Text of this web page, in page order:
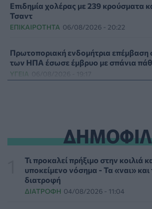
Επιδημία χολέρας με 239 κρούσματα
Τσαντ
ΕΠΙΚΑΙΡΌΤΗΤΑ 06/08/2026 - 20:22
Πρωτοποριακή ενδομήτρια επέμβαση
των ΗΠΑ έσωσε έμβρυο με σπάνια
ΥΓΕΊΑ 06/08/2026 - 19:17
Διαβητική αμφιβληστροειδοπάθεια:
κίνδυνος για την όραση των ασθενών
HEALTH TALK 06/08/2026 - 17:34
Γιατί οι γιατροί διστάζουν να
Τι προκαλεί πρήξιμο στην κοιλιά
υποκείμενο νόσημα - Τα «ναι» και
διατροφή
ΔΙΑΤΡΟΦΉ 04/08/2026 - 11:04